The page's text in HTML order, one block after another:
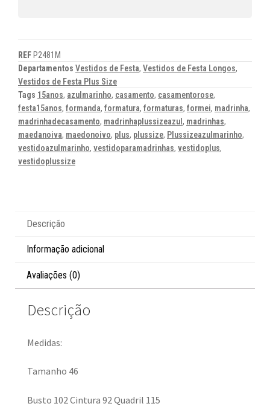
REF P2481M
Departamentos Vestidos de Festa, Vestidos de Festa Longos,
Vestidos de Festa Plus Size
Tags 15anos, azulmarinho, casamento, casamentorose,
festa15anos, formanda, formatura, formaturas, formei, madrinha,
madrinhadecasamento, madrinhaplussizeazul , madrinhas,
maedanoiva, maedonoivo, plus, plussize, Plussizeazulmarinho,
vestidoazulmarinho, vestidoparamadrinhas, vestidoplus,
vestidoplussize
Descrição
Informação adicional
Avaliações (0)
Descrição
Medidas:
Tamanho 46
Busto 102 Cintura 92 Quadril 115